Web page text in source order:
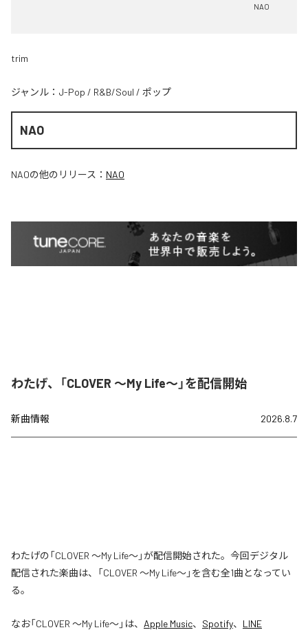
NAO
trim
ジャンル： J-Pop / R&B/Soul / ポップ
NAO
NAOの他のリリース： NAO
わたげ、「CLOVER ～My Life～」を配信開始
新曲情報 2026.8.7
わたげの「CLOVER ～My Life～」が配信開始された。今回デジタル
配信された楽曲は、「CLOVER ～My Life～」を含む全1曲となってい
る。
なお「CLOVER ～My Life～」は、 Apple Music、 Spotify、 LINE